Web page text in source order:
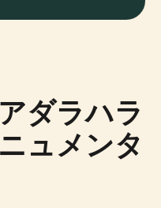
ダラハラ
ュメンタ